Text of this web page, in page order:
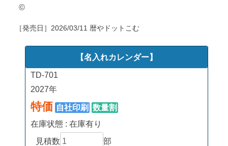
©
［発売日］ 2026/03/11 暦やドットこむ
【名入れカレンダー】
TD-701
2027年
特価 自社印刷
数量割
在庫状態 : 在庫有り
見積数
部